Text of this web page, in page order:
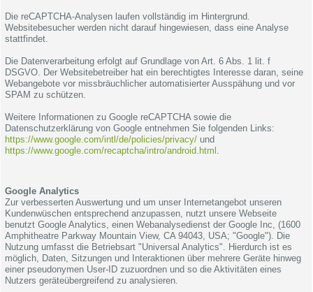
Die reCAPTCHA-Analysen laufen vollständig im Hintergrund.
Websitebesucher werden nicht darauf hingewiesen, dass eine Analyse
stattfindet.
Die Datenverarbeitung erfolgt auf Grundlage von Art. 6 Abs. 1 lit. f
DSGVO. Der Websitebetreiber hat ein berechtigtes Interesse daran, seine
Webangebote vor missbräuchlicher automatisierter Ausspähung und vor
SPAM zu schützen.
Weitere Informationen zu Google reCAPTCHA sowie die
Datenschutzerklärung von Google entnehmen Sie folgenden Links:
https://www.google.com/intl/de/policies/privacy/ und
https://www.google.com/recaptcha/intro/android.html
Google Analytics
Zur verbesserten Auswertung und um unser Internetangebot unseren
Kundenwüschen entsprechend anzupassen, nutzt unsere Webseite
benutzt Google Analytics, einen Webanalysedienst der Google Inc, (1600
Amphitheatre Parkway Mountain View, CA 94043, USA; "Google"). Die
Nutzung umfasst die Betriebsart "Universal Analytics". Hierdurch ist es
möglich, Daten, Sitzungen und Interaktionen über mehrere Geräte hinweg
einer pseudonymen User-ID zuzuordnen und so die Aktivitäten eines
Nutzers geräteübergreifend zu analysieren.